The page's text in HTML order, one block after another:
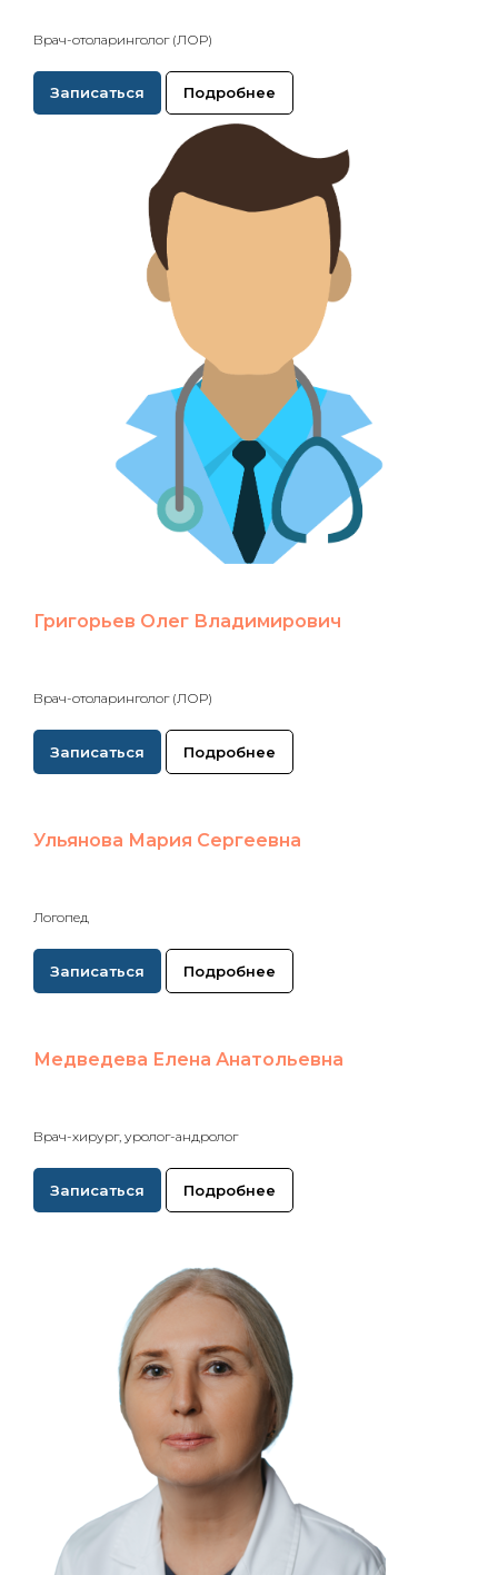
Врач-отоларинголог (ЛОР)
Записаться Подробнее
Григорьев Олег Владимирович
Врач-отоларинголог (ЛОР)
Записаться Подробнее
Ульянова Мария Сергеевна
Логопед
Записаться Подробнее
Медведева Елена Анатольевна
Врач-хирург, уролог-андролог
Записаться Подробнее